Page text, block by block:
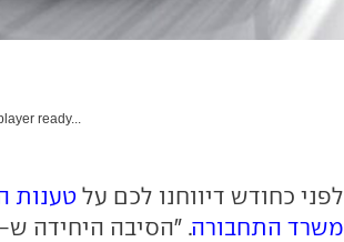
ready...
לפני כחודש דיווחנו לכם על טענות
משרד התחבורה